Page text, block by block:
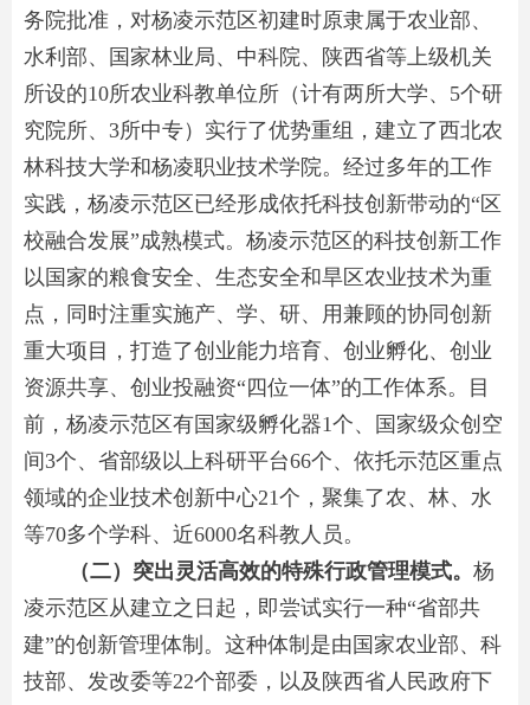
务院批准，对杨凌示范区初建时原隶属于农业部、
水利部、国家林业局、中科院、陕西省等上级机关
所设的10所农业科教单位所（计有两所大学、5个研
究院所、3所中专）实行了优势重组，建立了西北农
林科技大学和杨凌职业技术学院。经过多年的工作
实践，杨凌示范区已经形成依托科技创新带动的“区
校融合发展”成熟模式。杨凌示范区的科技创新工作
以国家的粮食安全、生态安全和旱区农业技术为重
点，同时注重实施产、学、研、用兼顾的协同创新
重大项目，打造了创业能力培育、创业孵化、创业
资源共享、创业投融资“四位一体”的工作体系。目
前，杨凌示范区有国家级孵化器1个、国家级众创空
间3个、省部级以上科研平台66个、依托示范区重点
领域的企业技术创新中心21个，聚集了农、林、水
等70多个学科、近6000名科教人员。
（二）突出灵活高效的特殊行政管理模式。 杨
凌示范区从建立之日起，即尝试实行一种“省部共
建”的创新管理体制。这种体制是由国家农业部、科
技部、发改委等22个部委，以及陕西省人民政府下